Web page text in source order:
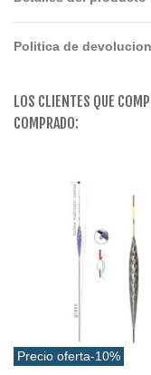
Politica de
LOS CLIENTES QUE
COMPRADO:
Precio oferta-10%